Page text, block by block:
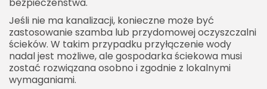
bezpieczeństwa.
Jeśli nie ma kanalizacji, konieczne może być
zastosowanie szamba lub przydomowej oczyszczalni
ścieków. W takim przypadku przyłączenie wody
nadal jest możliwe, ale gospodarka ściekowa musi
zostać rozwiązana osobno i zgodnie z lokalnymi
wymaganiami.